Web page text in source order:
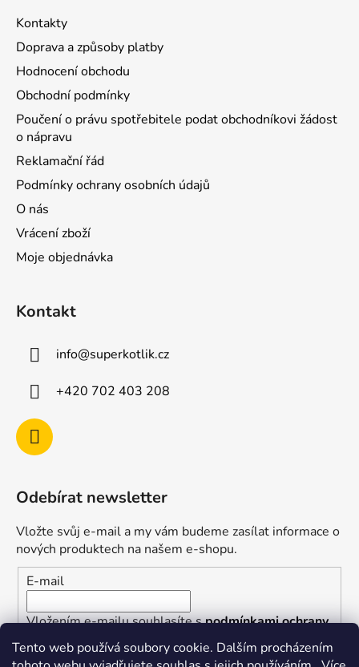
Tento web používá soubory cookie. Dalším procházením
Kontakty
Doprava a způsoby platby
Hodnocení obchodu
Obchodní podmínky
Poučení o právu spotřebitele podat obchodníkovi žádost
o nápravu
Reklamační řád
Podmínky ochrany osobních údajů
O nás
Vrácení zboží
Moje objednávka
Kontakt
info@superkotlik.cz
+420 702 403 208
Odebírat newsletter
Vložte svůj e-mail a my vám budeme zasílat informace o
nových produktech na našem e-shopu.
E-mail
Vložením e-mailu souhlasíte spodmínkami ochrany
osobních údajů